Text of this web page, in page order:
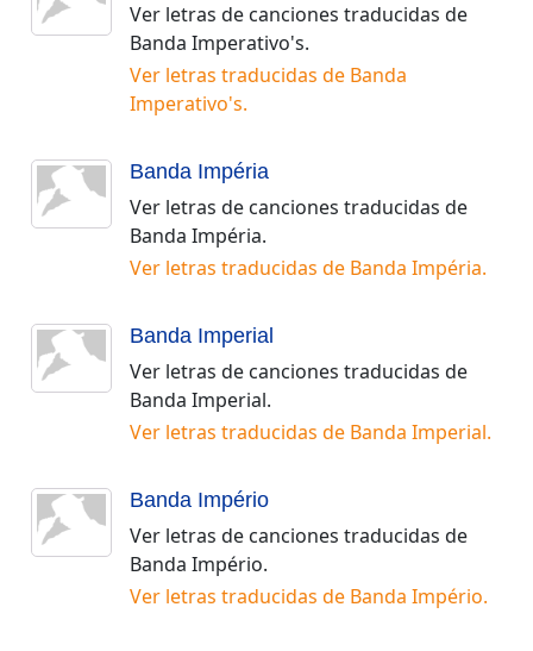
Ver letras de canciones traducidas de
Banda Imperativo's.
Ver letras traducidas de Banda
Imperativo's.
Banda Impéria
Ver letras de canciones traducidas de
Banda Impéria.
Ver letras traducidas de Banda Impéria.
Banda Imperial
Ver letras de canciones traducidas de
Banda Imperial.
Ver letras traducidas de Banda Imperial.
Banda Império
Ver letras de canciones traducidas de
Banda Império.
Ver letras traducidas de Banda Império.